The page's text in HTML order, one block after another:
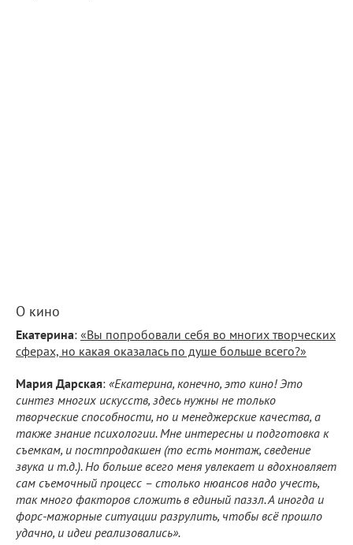
О кино
Екатерина: «Вы попробовали себя во многих творческих
сферах, но какая оказалась по душе больше всего?»
Мария Дарская: «Екатерина, конечно, это кино! Это
синтез многих искусств, здесь нужны не только
творческие способности, но и менеджерские качества, а
также знание психологии. Мне интересны и подготовка к
съемкам, и постпродакшен (то есть монтаж, сведение
звука и т.д.). Но больше всего меня увлекает и вдохновляет
сам съемочный процесс – столько нюансов надо учесть,
так много факторов сложить в единый паззл. А иногда и
форс-мажорные ситуации разрулить, чтобы всё прошло
удачно, и идеи реализовались».